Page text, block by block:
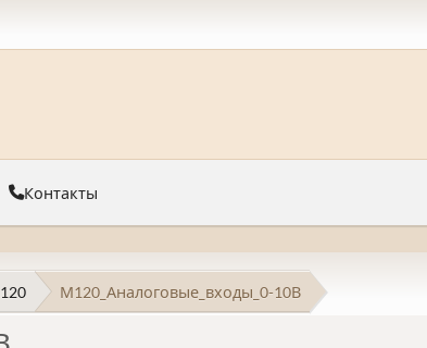
Контакты
М120_Аналоговые_входы_0-10В